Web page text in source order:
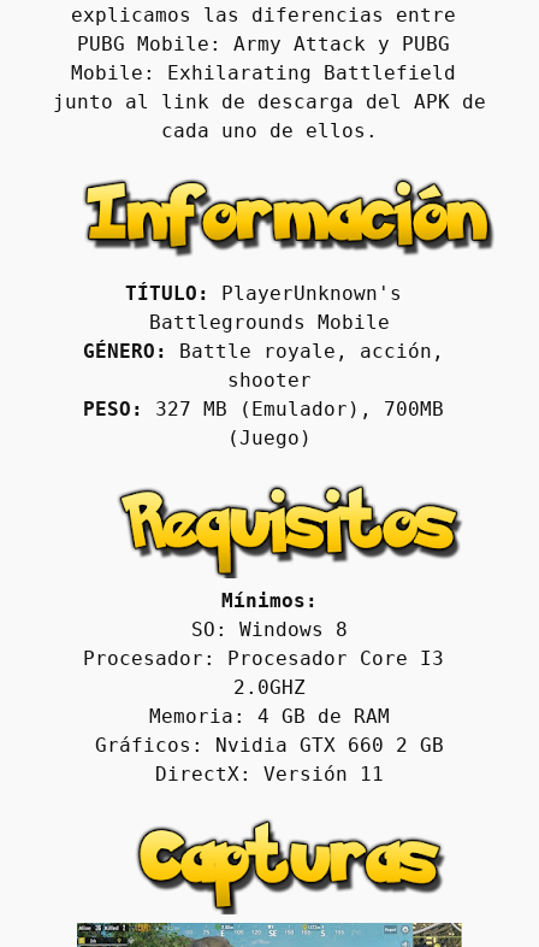
explicamos las diferencias entre
PUBG Mobile: Army Attack y PUBG
Mobile: Exhilarating Battlefield
junto al link de descarga del APK de
cada uno de ellos.
TÍTULO:
PlayerUnknown's
Battlegrounds Mobile
GÉNERO:
Battle royale, acción,
shooter
PESO:
327 MB (Emulador), 700MB
(Juego)
Mínimos:
SO: Windows 8
Procesador: Procesador Core I3
2.0GHZ
Memoria: 4 GB de RAM
Gráficos: Nvidia GTX 660 2 GB
DirectX: Versión 11